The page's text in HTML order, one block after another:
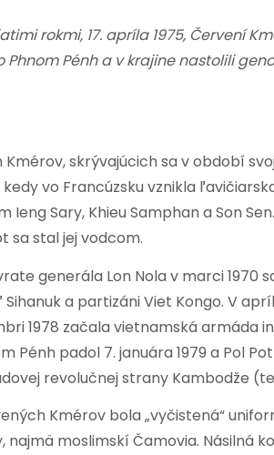
rokmi, 17. apríla 1975, Červení
Pénh a v krajine nastolili
skrývajúcich sa v období
kedy vo Francúzsku vznikla
Ieng Sary, Khieu Samphan a Son
sa stal jej vodcom.
generála Lon Nola v marci 1970
a partizáni Viet Kongo. V
1978 začala vietnamská armáda
Pénh padol 7. januára 1979 a Pol
revolučnej strany Kambodže
Kmérov bola „vyčistená“
najmä moslimskí Čamovia. Násilná